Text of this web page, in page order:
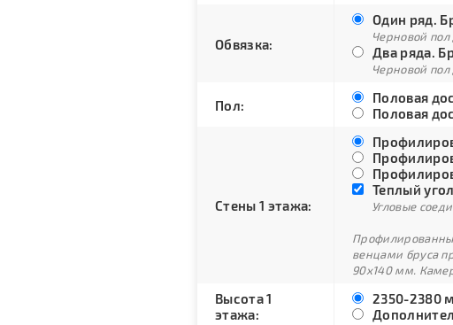
Обвязка:
Один ряд.
Черновой
Два ряда.
Черновой
Пол:
Половая
Половая
Стены 1 этажа:
Теплый
Угловые
венцами бруса
90х140 мм.
Высота 1
этажа:
2350-2380